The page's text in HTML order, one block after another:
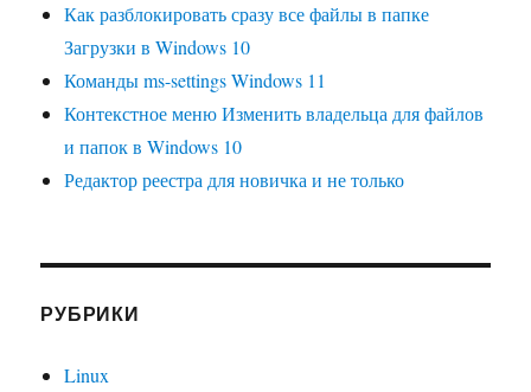
Как разблокировать сразу все файлы в папке
Загрузки в Windows 10
Команды ms-settings Windows 11
Контекстное меню Изменить владельца для файлов
и папок в Windows 10
Редактор реестра для новичка и не только
РУБРИКИ
Linux